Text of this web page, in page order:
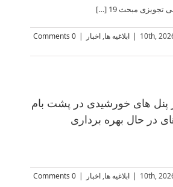
مبحث 19 […]
| ابلاغیه ها, اخبار |
0 Comments
پنل های خورشیدی در پشت بام
در حال بهره برداری
| ابلاغیه ها, اخبار |
0 Comments